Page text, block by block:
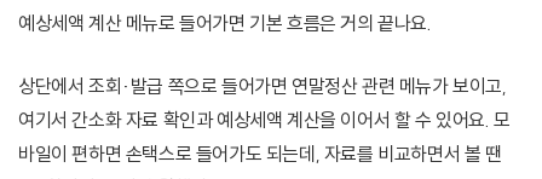
예상세액 계산 메뉴로 들어가면 기본 흐름은 거의 끝나요.
상단에서 조회·발급 쪽으로 들어가면 연말정산 관련 메뉴가 보이고,
여기서 간소화 자료 확인과 예상세액 계산을 이어서 할 수 있어요. 모
바일이 편하면 손택스로 들어가도 되는데, 자료를 비교하면서 볼 땐